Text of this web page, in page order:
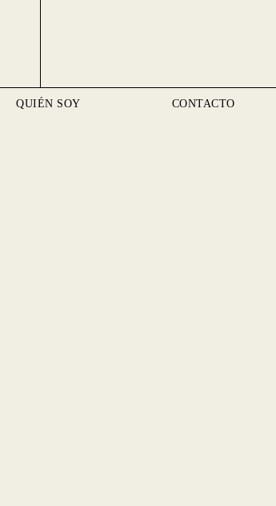
QUIÉN SOY CONTACTO